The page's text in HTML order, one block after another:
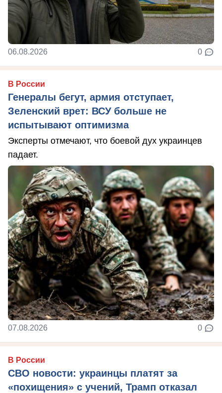
06.08.2026 0
В России
Генералы бегут, армия отступает,
Зеленский врет: ВСУ больше не
испытывают оптимизма
Эксперты отмечают, что боевой дух украинцев
падает.
07.08.2026 0
В России
СВО новости: украинцы платят за
«похищения» с учений, Трамп отказал